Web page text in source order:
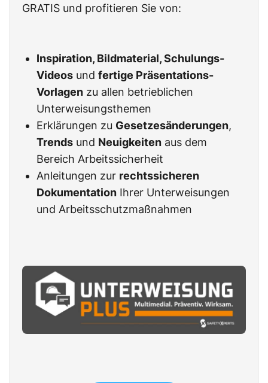
GRATIS und profitieren Sie von:
Inspiration, Bildmaterial, Schulungs-
Videos und fertige Präsentations-
Vorlagen zu allen betrieblichen
Unterweisungsthemen
Erklärungen zu Gesetzesänderungen,
Trends und Neuigkeiten aus dem
Bereich Arbeitssicherheit
Anleitungen zur rechtssicheren
Dokumentation Ihrer Unterweisungen
und Arbeitsschutzmaßnahmen